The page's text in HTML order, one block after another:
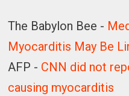
The Babylon Bee -
Myocarditis May Be
AFP - CNN did not
causing myocarditis